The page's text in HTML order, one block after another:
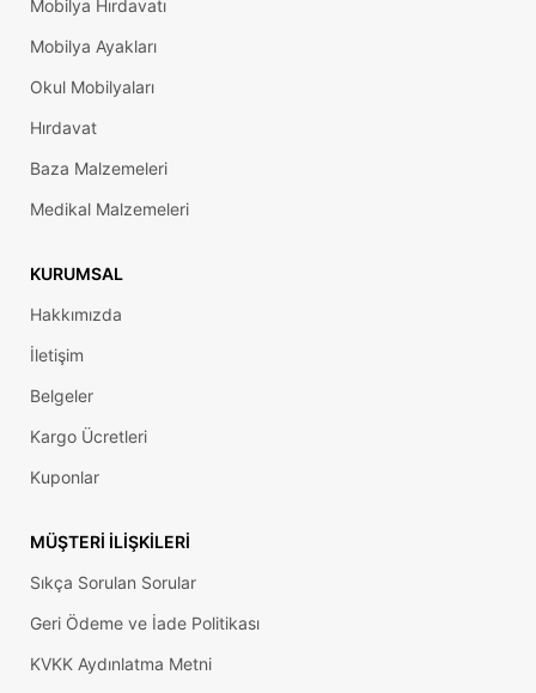
Mobilya Hırdavatı
Mobilya Ayakları
Okul Mobilyaları
Hırdavat
Baza Malzemeleri
Medikal Malzemeleri
KURUMSAL
Hakkımızda
İletişim
Belgeler
Kargo Ücretleri
Kuponlar
MÜŞTERI İLIŞKILERI
Sıkça Sorulan Sorular
Geri Ödeme ve İade Politikası
KVKK Aydınlatma Metni